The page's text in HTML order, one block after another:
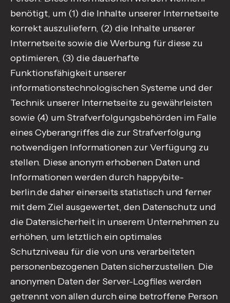
benötigt, um (1) die Inhalte unserer Internetseite
korrekt auszuliefern, (2) die Inhalte unserer
Internetseite sowie die Werbung für diese zu
optimieren, (3) die dauerhafte
Funktionsfähigkeit unserer
informationstechnologischen Systeme und der
Technik unserer Internetseite zu gewährleisten
sowie (4) um Strafverfolgungsbehörden im Falle
eines Cyberangriffes die zur Strafverfolgung
notwendigen Informationen zur Verfügung zu
stellen. Diese anonym erhobenen Daten und
Informationen werden durch happybite-
berlin.de daher einerseits statistisch und ferner
mit dem Ziel ausgewertet, den Datenschutz und
die Datensicherheit in unserem Unternehmen zu
erhöhen, um letztlich ein optimales
Schutzniveau für die von uns verarbeiteten
personenbezogenen Daten sicherzustellen. Die
anonymen Daten der Server-Logfiles werden
getrennt von allen durch eine betroffene Person